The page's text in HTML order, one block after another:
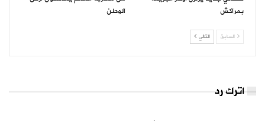
بمراكش
الوطن
السابق التالي
اترك رد